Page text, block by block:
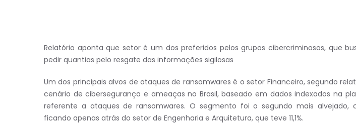
Relatório aponta que setor é um dos preferidos pelos grupos cibercriminosos, que
pedir quantias pelo resgate das informações sigilosas
Um dos principais alvos de ataques de ransomwares é o setor Financeiro, segundo
cenário de cibersegurança e ameaças no Brasil, baseado em dados indexados na
referente a ataques de ransomwares. O segmento foi o segundo mais alvejado,
ficando apenas atrás do setor de Engenharia e Arquitetura, que teve 11,1%.